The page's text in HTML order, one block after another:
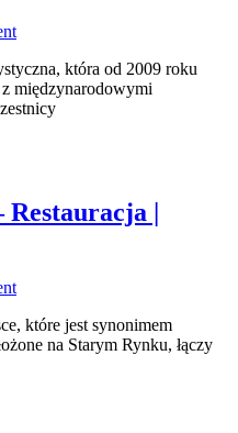
która od 2009 roku
międzynarodowymi
Restauracja |
które jest synonimem
na Starym Rynku, łączy